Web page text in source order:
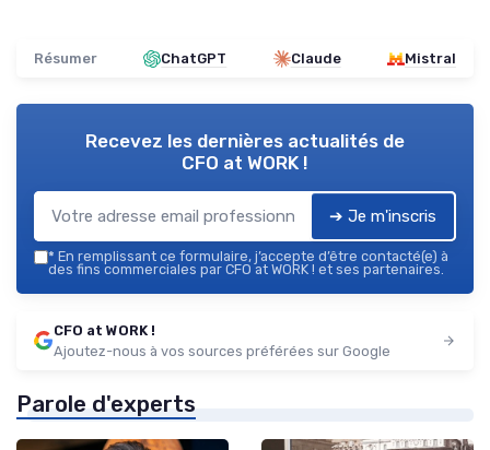
Résumer ChatGPT Claude Mistral
Recevez les dernières actualités de
CFO at WORK !
➔ Je m'inscris
* En remplissant ce formulaire, j’accepte d’être contacté(e) à
des fins commerciales par CFO at WORK ! et ses partenaires.
CFO at WORK !
Ajoutez-nous à vos sources préférées sur Google
Parole d'experts